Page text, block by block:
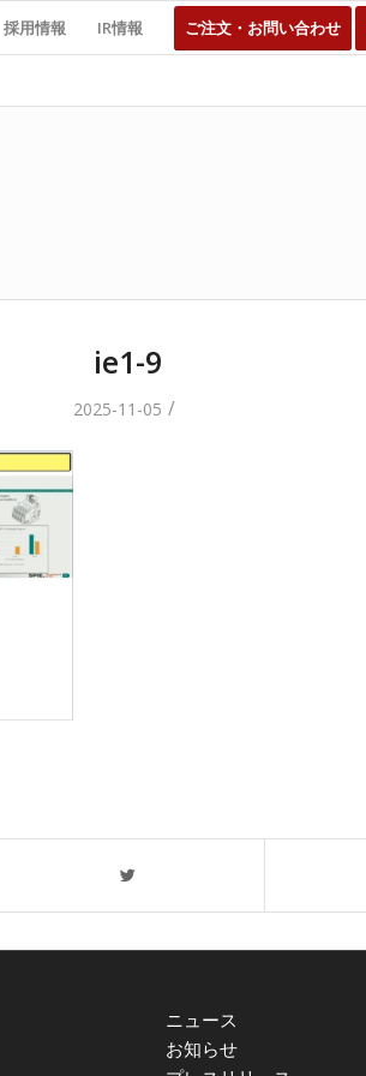
採用情報 IR情報 ご注文・お問い合わせ
ie1-9
2025-11-05 /
ニュース
お知らせ